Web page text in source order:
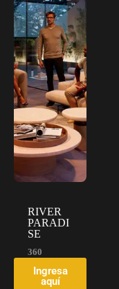
RIVER
PARADI
SE
360
Ingresa
aquí